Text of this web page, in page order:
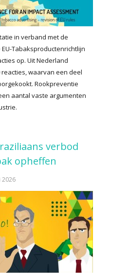
in verband met de
Tabaksproductenrichtlijn
op. Uit Nederland
waarvan een deel
Rookpreventie
aantal vaste argumenten
verbod
opheffen
2026